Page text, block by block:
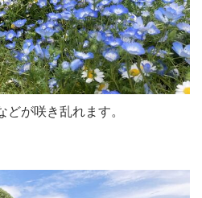
どが咲き乱れます。